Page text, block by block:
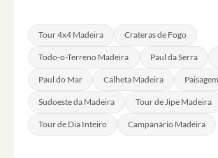
confirme os detalhes com o operador no
reserva.
Tour 4x4 Madeira Crateras de Fogo
Todo-o-Terreno Madeira Paul da Serra
Paul do Mar Calheta Madeira
Sudoeste da Madeira Tour de Jipe Madeira
Tour de Dia Inteiro Campanário Madeira